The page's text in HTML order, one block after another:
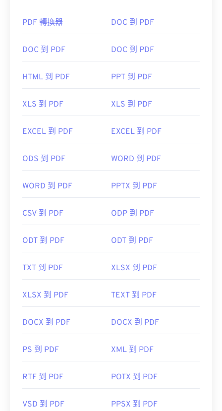
如何開啟 PDF 檔案？
Acrobat Reader
。 Adobe 創建了 PDF 標準，其程序
大多數網頁瀏覽器，如 Chrome 和 Firefox，都能直
開啟 PDF 檔案非常方便。如果你想要更高級的功
初始發布日期：
1993年6月15日
https://acrobat.adobe.com/us/en/why-
PDF 轉換器 DOC 到 PDF
DOC 到 PDF DOC 到 PDF
HTML 到 PDF PPT 到 PDF
XLS 到 PDF XLS 到 PDF
EXCEL 到 PDF EXCEL 到 PDF
ODS 到 PDF WORD 到 PDF
WORD 到 PDF PPTX 到 PDF
CSV 到 PDF ODP 到 PDF
ODT 到 PDF ODT 到 PDF
TXT 到 PDF XLSX 到 PDF
XLSX 到 PDF TEXT 到 PDF
DOCX 到 PDF DOCX 到 PDF
PS 到 PDF XML 到 PDF
RTF 到 PDF POTX 到 PDF
VSD 到 PDF PPSX 到 PDF